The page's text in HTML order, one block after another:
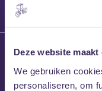
Deze website
We gebruiken
personaliseren, om